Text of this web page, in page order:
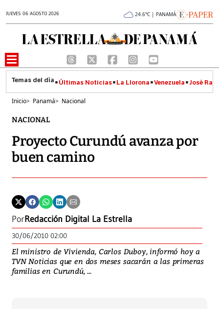
JUEVES 06 AGOSTO 2026 24.6°C | PANAMÁ
Últimas Noticias La Llorona Venezuela José
Inicio> Panamá> Nacional
NACIONAL
Proyecto Curundú avanza por
buen camino
PorRedacción Digital La Estrella
30/06/2010 02:00
El ministro de Vivienda, Carlos Duboy, informó hoy a
TVN Noticias que en dos meses sacarán a las primeras
familias en Curundú, ...